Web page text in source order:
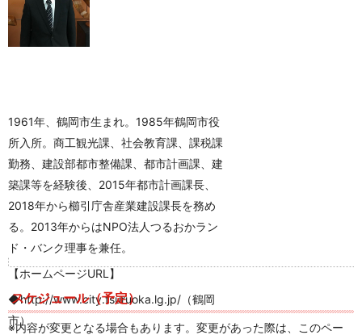
1961年、鶴岡市生まれ。1985年鶴岡市役
所入所。商工観光課、社会教育課、課税課
勤務、建設部都市整備課、都市計画課、建
築課等を経験後、2015年都市計画課長、
2018年から櫛引庁舎産業建設課長を務め
る。2013年からはNPO法人つるおかラン
ド・バンク理事を兼任。
【ホームページURL】
◆http://www.city.tsuruoka.lg.jp/（鶴岡
市）
スケジュール（予定）
※内容が変更となる場合もあります。変更があった際は、このペー